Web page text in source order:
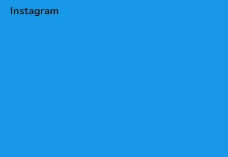
Instagram